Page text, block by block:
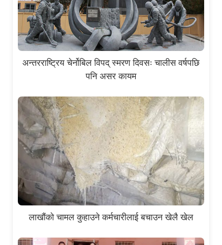
अन्तरराष्ट्रिय चेर्नोबिल विपद् स्मरण दिवसः चालीस वर्षपछि
पनि असर कायम
लाखौंको चामल कुहाउने कर्मचारीलाई बचाउन खेलै खेल